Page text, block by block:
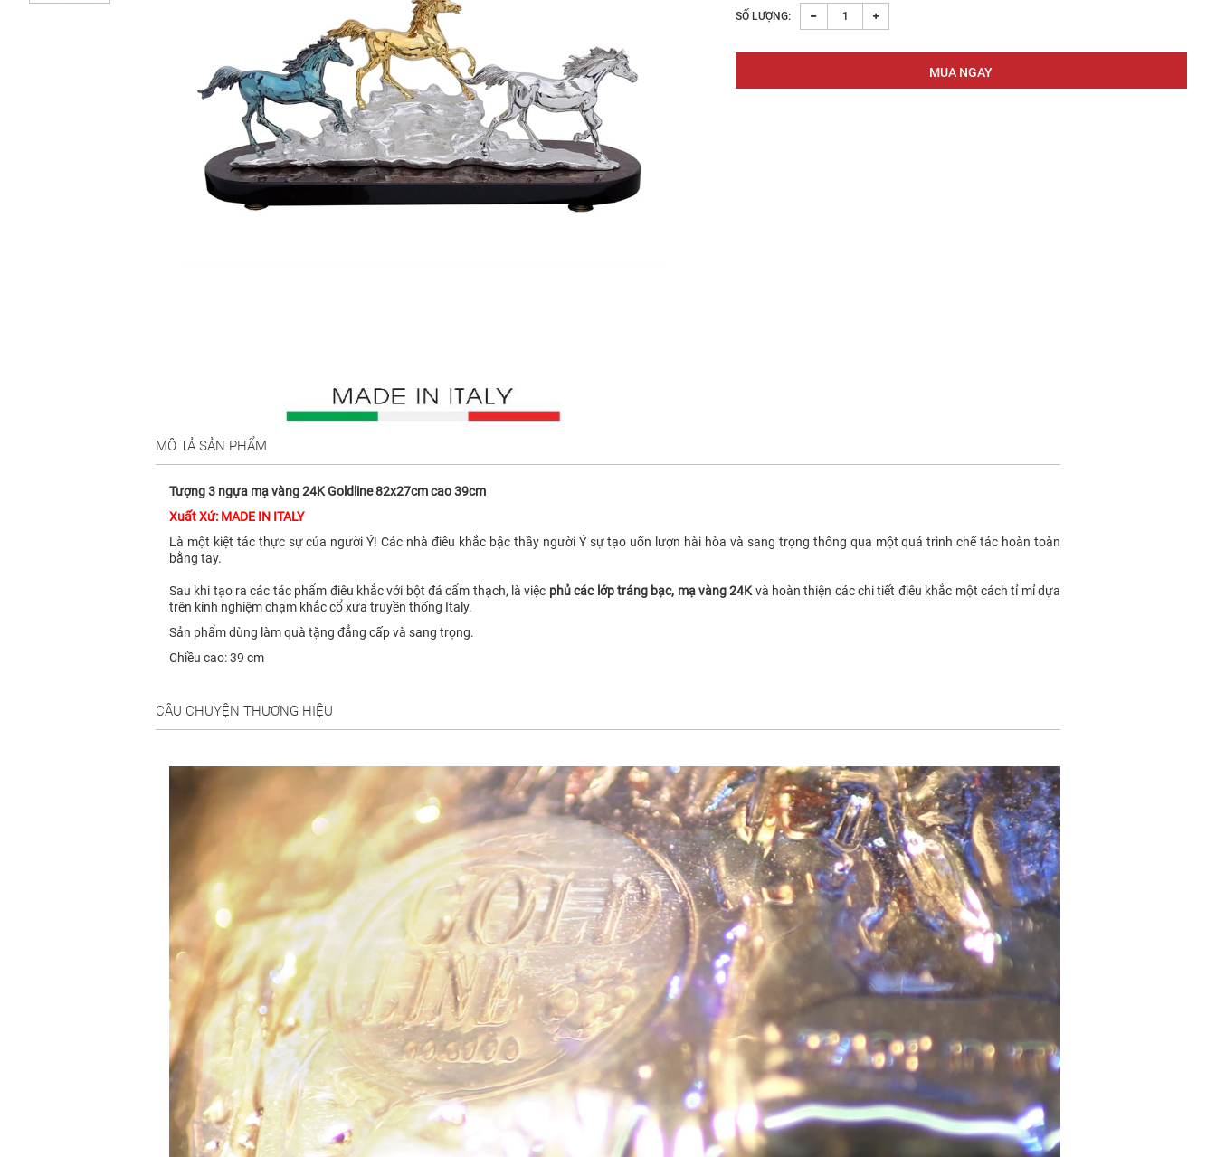
SỐ LƯỢNG:
MÔ TẢ SẢN PHẨM
Tượng 3 ngựa mạ vàng 24K Goldline 82x27cm cao 39cm
Xuất Xứ: MADE IN ITALY
Là một kiệt tác thực sự của người Ý! Các nhà điêu khắc bậc thầy người Ý sự tạo uốn lượn hài hòa và sang trọng thông qua một quá trình chế tác hoàn toàn
bằng tay.
Sau khi tạo ra các tác phẩm điêu khắc với bột đá cẩm thạch, là việc phủ các lớp tráng bạc, mạ vàng 24K và hoàn thiện các chi tiết điêu khắc một cách tỉ mỉ dựa
trên kinh nghiệm chạm khắc cổ xưa truyền thống Italy.
Sản phẩm dùng làm quà tặng đẳng cấp và sang trọng.
Chiều cao: 39 cm
CÂU CHUYỆN THƯƠNG HIỆU